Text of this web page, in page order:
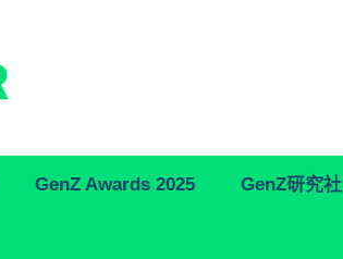
GenZ Awards 2025 GenZ研究社